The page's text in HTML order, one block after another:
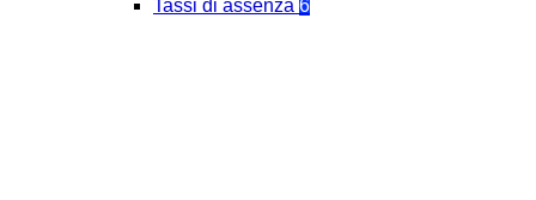
Tassi di assenza 6